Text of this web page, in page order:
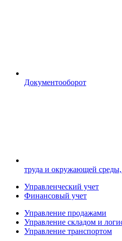
Документооборот
труда и окружающей среды,
Управленческий учет
Финансовый учет
Управление продажами
Управление складом и
Управление транспортом